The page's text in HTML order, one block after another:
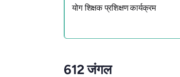
योग शिक्षक प्रशिक्षण कार्यक्रम
612 जंगल